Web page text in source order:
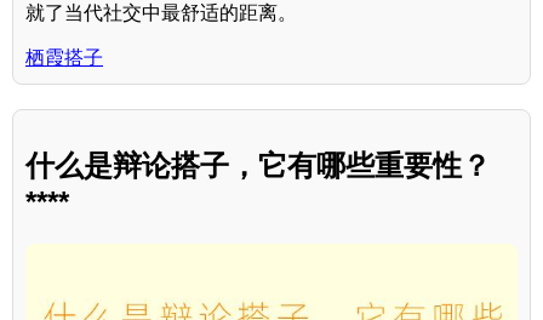
就了当代社交中最舒适的距离。
栖霞搭子
什么是辩论搭子，它有哪些重要性？
****